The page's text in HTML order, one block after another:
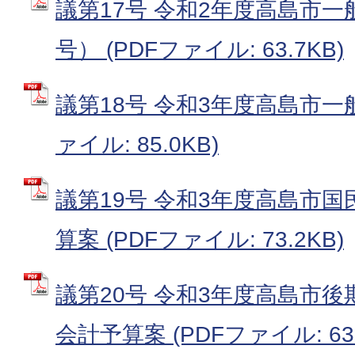
議第17号 令和2年度高島市一
号） (PDFファイル: 63.7KB)
議第18号 令和3年度高島市一
ァイル: 85.0KB)
議第19号 令和3年度高島市国
算案 (PDFファイル: 73.2KB)
議第20号 令和3年度高島市後
会計予算案 (PDFファイル: